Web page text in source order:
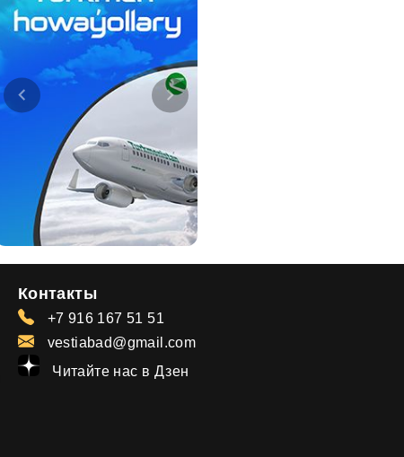
Контакты
+7 916 167 51 51
vestiabad@gmail.com
Читайте нас в Дзен